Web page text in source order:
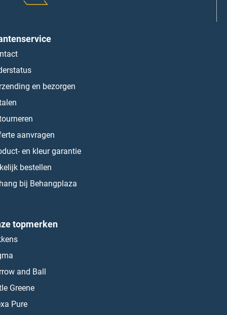
en bezorgen
aanvragen
en kleur garantie
bestellen
bij Behangplaza
topmerken
and Ball
Greene
Pure